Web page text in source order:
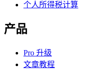
个人所得税计算
产品
Pro 升级
文章教程